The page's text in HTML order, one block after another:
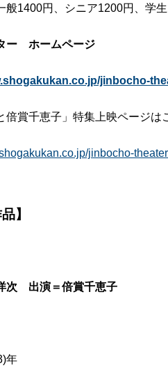
般1400円、シニア1200円、学
ー ホームページ
jinbocho-
倍賞千恵子」特集上映ページは
jinbocho-
品】
次 出演＝倍賞千恵子
年